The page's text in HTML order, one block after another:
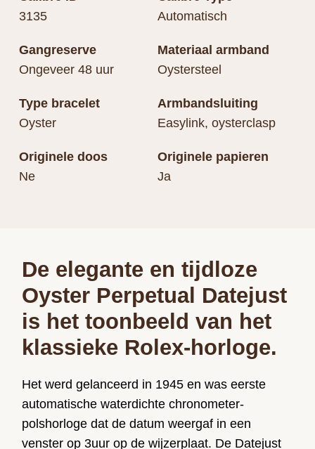
3135
Automatisch
Gangreserve
Ongeveer 48 uur
Materiaal armband
Oystersteel
Type bracelet
Oyster
Armbandsluiting
Easylink, oysterclasp
Originele doos
Ne
Originele papieren
Ja
De elegante en tijdloze
Oyster Perpetual Datejust
is het toonbeeld van het
klassieke Rolex-horloge.
Het werd gelanceerd in 1945 en was eerste
automatische waterdichte chronometer-
polshorloge dat de datum weergaf in een
venster op 3uur op de wijzerplaat. De Datejust